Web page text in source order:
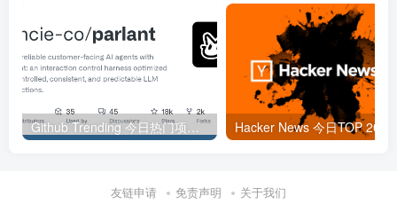
Github Trending 今日热门项目 | 2025-09-06
友链申请 免责声明 关于我们